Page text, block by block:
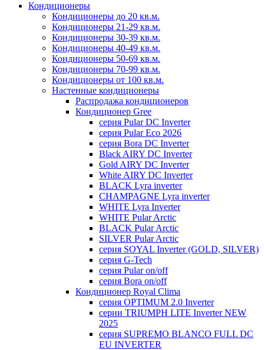
Кондиционеры
Кондиционеры до 20 кв.м.
Кондиционеры 21-29 кв.м.
Кондиционеры 30-39 кв.м.
Кондиционеры 40-49 кв.м.
Кондиционеры 50-69 кв.м.
Кондиционеры 70-99 кв.м.
Кондиционеры от 100 кв.м.
Настенные кондиционеры
Распродажа кондиционеров
Кондиционер Gree
серия Pular DC Inverter
серия Pular Eco 2026
серия Bora DC Inverter
Black AIRY DC Inverter
Gold AIRY DC Inverter
White AIRY DC Inverter
BLACK Lyra inverter
CHAMPAGNE Lyra inverter
WHITE Lyra Inverter
WHITE Pular Arctic
BLACK Pular Arctic
SILVER Pular Arctic
серия SOYAL Inverter (GOLD, SILVER)
серия G-Tech
серия Pular on/off
серия Bora on/off
Кондиционер Royal Clima
серия OPTIMUM 2.0 Inverter
серии TRIUMPH LITE Inverter NEW
2025
серия SUPREMO BLANCO FULL DC
EU INVERTER